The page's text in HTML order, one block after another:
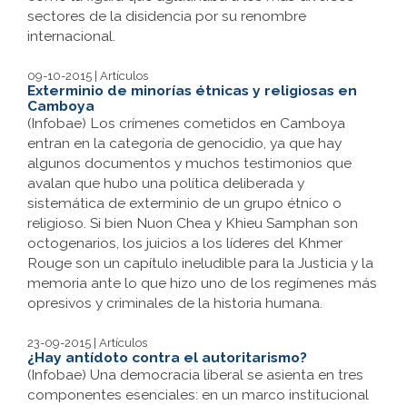
sectores de la disidencia por su renombre
internacional.
09-10-2015 | Artículos
Exterminio de minorías étnicas y religiosas en
Camboya
(Infobae) Los crímenes cometidos en Camboya
entran en la categoría de genocidio, ya que hay
algunos documentos y muchos testimonios que
avalan que hubo una política deliberada y
sistemática de exterminio de un grupo étnico o
religioso. Si bien Nuon Chea y Khieu Samphan son
octogenarios, los juicios a los líderes del Khmer
Rouge son un capítulo ineludible para la Justicia y la
memoria ante lo que hizo uno de los regímenes más
opresivos y criminales de la historia humana.
23-09-2015 | Artículos
¿Hay antídoto contra el autoritarismo?
(Infobae) Una democracia liberal se asienta en tres
componentes esenciales: en un marco institucional